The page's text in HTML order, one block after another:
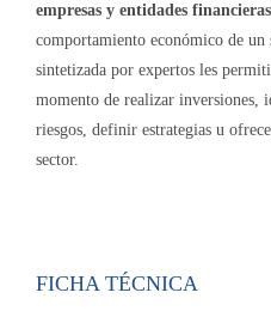
empresas y entidades financieras
comportamiento económico de
sintetizada por expertos les
momento de realizar inversiones,
riesgos, definir estrategias u
sector.
FICHA TÉCNICA